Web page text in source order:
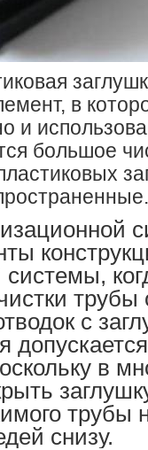
в
и
большое
трубы
с
в
трубы
снизу.